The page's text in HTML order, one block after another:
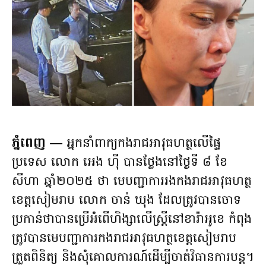
ភ្នំពេញ — អ្នកនាំពាក្យកងរាជអាវុធហត្ថលើផ្ទៃ
ប្រទេស លោក អេង ហ៊ី បានថ្លែងនៅថ្ងៃទី ៨ ខែ
សីហា ឆ្នាំ២០២៥ ថា មេបញ្ជាការរងកងរាជអាវុធហត្ថ
ខេត្តសៀមរាប លោក ចាន់ ឃុង ដែលត្រូវបានចោទ
ប្រកាន់ថាបានប្រើអំពើហិង្សាលើស្ត្រីនៅខារ៉ាអូខេ កំពុង
ត្រូវបានមេបញ្ជាការកងរាជអាវុធហត្ថខេត្តសៀមរាប
ត្រួតពិនិត្យ និងសុំគោលការណ៍ដើម្បីចាត់វិធានការបន្ត។